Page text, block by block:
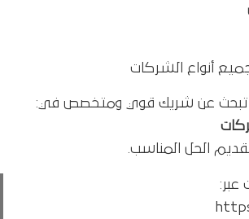
أنواع الشركات
تبحث عن شريك قوي ومتخصص في:
الحل المناسب.
عبر: